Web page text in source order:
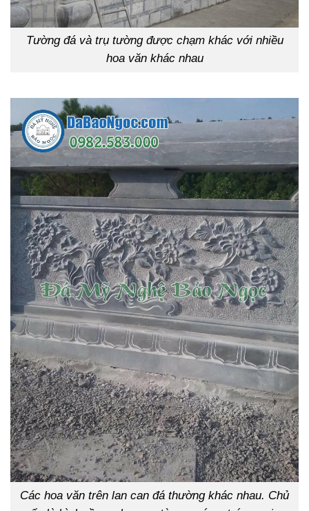
Tường đá và trụ tường được chạm khác với nhiều
hoa văn khác nhau
Các hoa văn trên lan can đá thường khác nhau. Chủ